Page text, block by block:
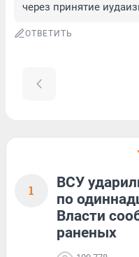
через принятие
ОТВЕТИТЬ
1
ВСУ
по
Власти
раненых